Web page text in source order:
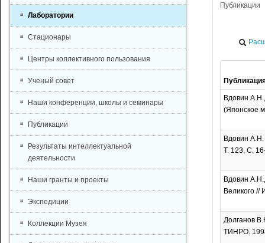
Публикации
Вдовин
(Японское
Вдовин А.Н.
Т. 123. С.
Вдовин
Великого
Долганов
ТИНРО.
Лаборатории
Стационары
Центры коллективного пользования
Ученый совет
Наши конференции, школы и семинары
Публикации
Результаты интеллектуальной
деятельности
Наши гранты и проекты
Экспедиции
Коллекции Музея